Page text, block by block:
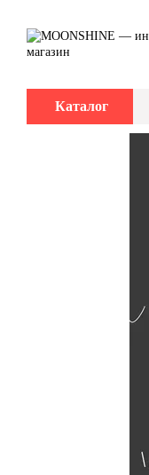
Каталог